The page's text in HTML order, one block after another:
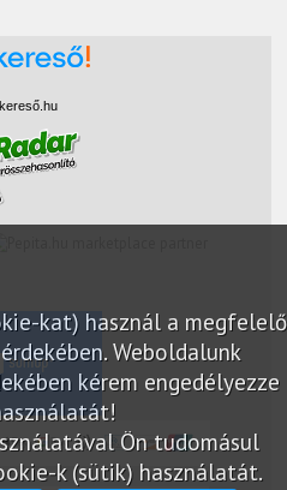
kat) használ a megfelelő
Weboldalunk
kérem engedélyezze
Ön tudomásul
k (sütik) használatát.